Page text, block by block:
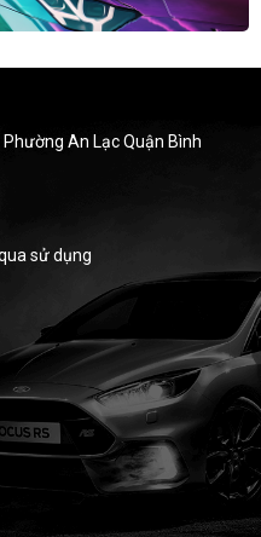
An Lạc Quận Bình
sử dụng